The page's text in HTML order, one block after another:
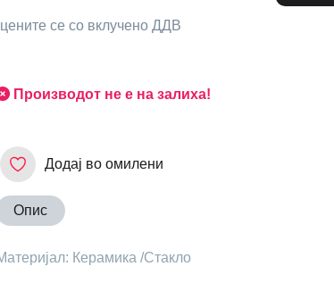
цените се со вклучено ДДВ
Производот не е на залиха!
Додај во омилени
Опис
Керамика /Стакло